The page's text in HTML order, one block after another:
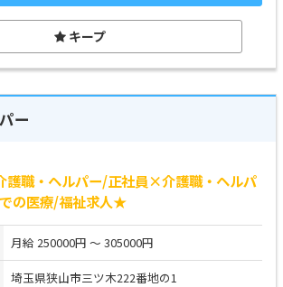
キープ
ー
護職・ヘルパー/正社員×介護職・ヘルパ
の医療/福祉求人★
月給 250000円 ～ 305000円
埼玉県狭山市三ツ木222番地の1